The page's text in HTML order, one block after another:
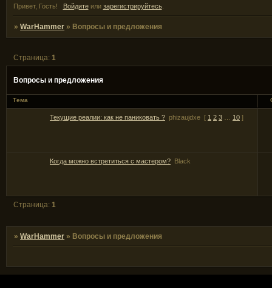
Привет, Гость! Войдитеили зарегистрируйтесь.
»WarHammer » Вопросы и предложения
Вопросы и предложения
Страница:1
Тема
Текущие реалии: как не паниковать ? phizaujdxe [ 1 2 3 10 ]
Когда можно встретиться с мастером? Black
Страница: 1
»WarHammer » Вопросы и предложения